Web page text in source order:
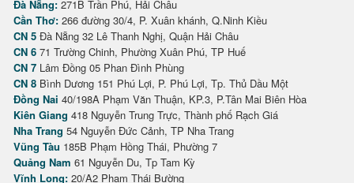
Đà Nẵng: 271B Trần Phú, Hải Châu
Cần Thơ: 266 đường 30/4, P. Xuân khánh, Q.Ninh Kiều
CN 5 Đà Nẵng 32 Lê Thanh Nghị, Quận Hải Châu
CN 6 71 Trường Chinh, Phường Xuân Phú, TP Huế
CN 7 Lâm Đồng 05 Phan Đình Phùng
CN 8 Bình Dương 151 Phú Lợi, P. Phú Lợi, Tp. Thủ Dầu Một
Đồng Nai 40/198A Phạm Văn Thuận, KP.3, P.Tân Mai Biên Hòa
Kiên Giang 418 Nguyễn Trung Trực, Thành phố Rạch Giá
Nha Trang 54 Nguyễn Đức Cảnh, TP Nha Trang
Vũng Tàu 185B Phạm Hồng Thái, Phường 7
Quảng Nam 61 Nguyễn Du, Tp Tam Kỳ
Vĩnh Long: 20/A2 Phạm Thái Bường